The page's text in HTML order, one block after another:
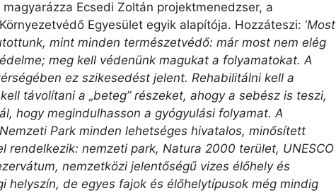
magyarázza Ecsedi Zoltán projektmenedzser, a
Egyesület egyik alapítója. Hozzáteszi: ‘Most
mint minden természetvédő: már most nem elég
meg kell védenünk magukat a folyamatokat. A
ez szikesedést jelent. Rehabilitálni kell a
távolítani a „beteg” részeket, ahogy a sebész is teszi,
hogy megindulhasson a gyógyulási folyamat. A
Park minden lehetséges hivatalos, minősített
rendelkezik: nemzeti park, Natura 2000 terület, UNESCO
nemzetközi jelentőségű vizes élőhely és
helyszín, de egyes fajok és élőhelytípusok még mindig